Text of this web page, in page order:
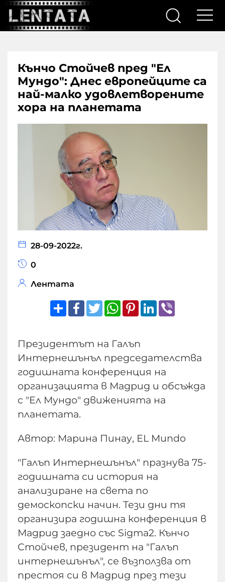
Кънчо Стойчев пред "Ел
Мундо": Днес европейците са
най-малко удовлетворените
хора на планетата
28-09-2022г.
0
Лентата
ShareFacebook
TwitterWhatsApp
Pinterest
LinkedIn
Президентът на Галъп
Интернешънъл председателства
годишната конференция на
организацията в Мадрид и обсъжда
с "Ел Мундо" движенията на
планетата.
Автор: Марина Пинау, ЕL Mundo
"Галъп Интернешънъл" празнува 75-
годишната си история на
анализиране на света по
демоскопски начин. Тези дни тя
организира годишна конференция в
Мадрид заедно със Sigma2. Кънчо
Стойчев, президент на "Галъп
интернешънъл", се възползва от
престоя си в Мадрид през тези